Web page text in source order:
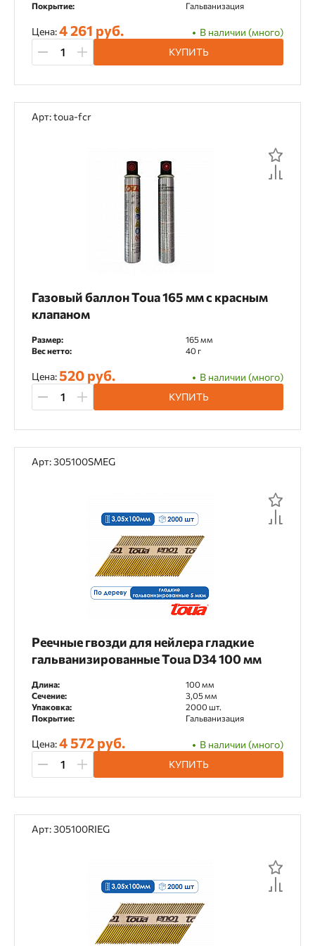
Общестроительный монтаж
Отделочные работы
Производство тары
Сборка мебели
Электромонтажные работы
Категория товара
Аккумуляторы и ЗУ
Бейсболки
Дрели, шуруповерты
Перфораторы
Пильные диски
Стволы, насадки, магазины
Материал применения
Алюминий
Бетон
Гибкая черепица
Дерево
Фанера
Барабанный гвоздь
Гвоздь отделочный тип 16
Гвоздь тип DN
Кровельный гвоздь
Скоба тип L, N
Покрытие:
Гальванизация
Цена:4 261 руб.
В наличии (много)
КУПИТЬ
Арт: toua-fcr
Газовый баллон Toua 165 мм с красным
клапаном
Размер:
165 мм
Вес нетто:
40 г
Цена:520 руб.
В наличии (много)
КУПИТЬ
Арт: 305100SMEG
Реечные гвозди для нейлера гладкие
гальванизированные Toua D34 100 мм
Длина:
100 мм
Сечение:
3,05 мм
Упаковка:
2000 шт.
Покрытие:
Гальванизация
Цена:4 572 руб.
В наличии (много)
КУПИТЬ
Арт: 305100RIEG